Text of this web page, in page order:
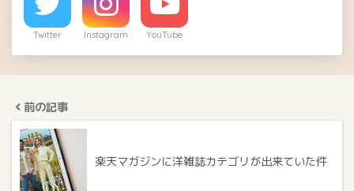
Twitter Instagram YouTube
前の記事
楽天マガジンに洋雑誌カテゴリが出来ていた件